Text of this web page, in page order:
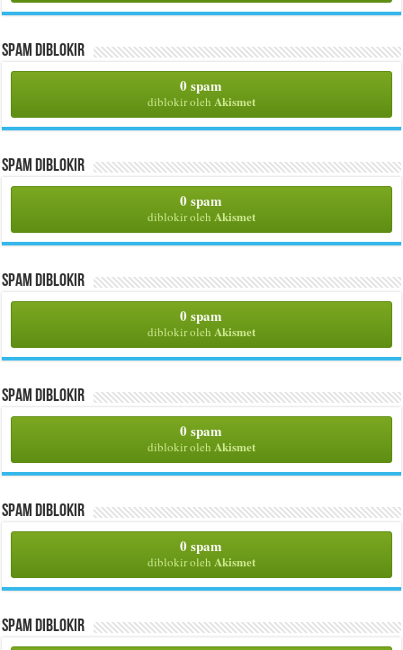
Spam Diblokir
0 spam
diblokir oleh Akismet
Spam Diblokir
0 spam
diblokir oleh Akismet
Spam Diblokir
0 spam
diblokir oleh Akismet
Spam Diblokir
0 spam
diblokir oleh Akismet
Spam Diblokir
0 spam
diblokir oleh Akismet
Spam Diblokir